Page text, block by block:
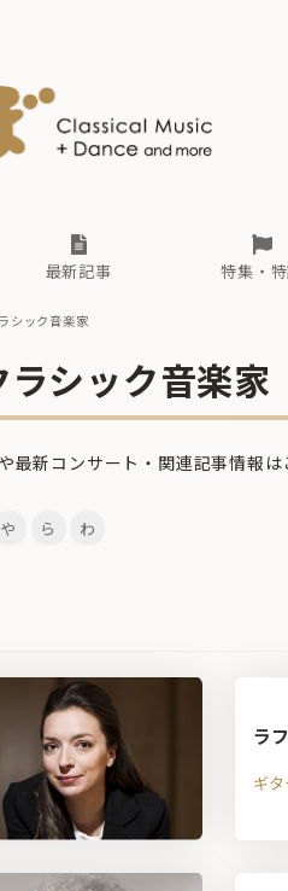
最新記事
古楽とその先と オ
過去の連載
特集・
現場のプロが推す！間違
無料ライブ配信スケジュ
あ か さ た
古楽とその先と
無料ライブ配信スケジュ
あ か さ
シック音楽家
シック音楽家
最新コンサート・関連記事情報
や ら わ
ラ
ギタ